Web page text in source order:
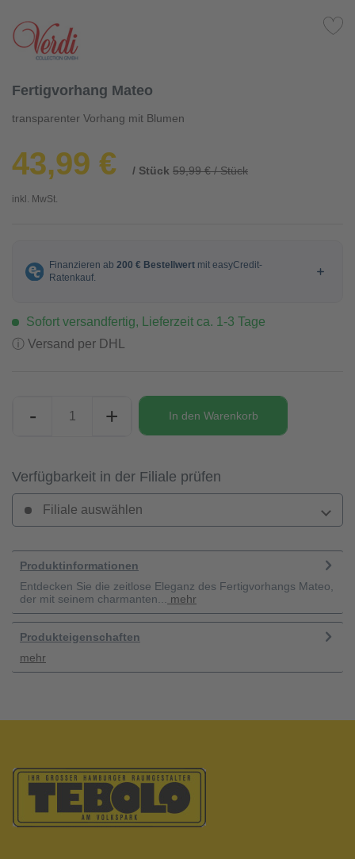
Fertigvorhang Mateo
transparenter Vorhang mit Blumen
43,99 € / Stück 59,99 € / Stück
inkl. MwSt.
Sofort versandfertig, Lieferzeit ca. 1-3 Tage
ⓘ Versand per DHL
- + In den Warenkorb
Verfügbarkeit in der Filiale prüfen
Filiale auswählen
Produktinformationen
Entdecken Sie die zeitlose Eleganz des Fertigvorhangs Mateo,
der mit seinem charmanten...
mehr
Produkteigenschaften
mehr